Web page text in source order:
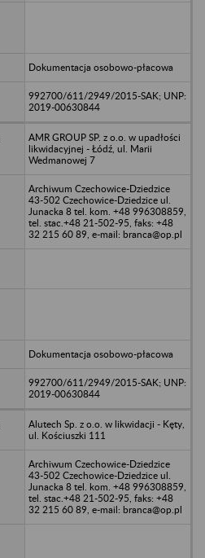
Dokumentacja osobowo-płacowa
992700/611/2949/2015-SAK; UNP:
2019-00630844
AMR GROUP SP. z o.o. w upadłości
likwidacyjnej - Łódź, ul. Marii
Wedmanowej 7
Archiwum Czechowice-Dziedzice
43-502 Czechowice-Dziedzice ul.
Junacka 8 tel. kom. +48 996308859,
tel. stac.+48 21-502-95, faks: +48
32 215 60 89, e-mail: branca@op.pl
Dokumentacja osobowo-płacowa
992700/611/2949/2015-SAK; UNP:
2019-00630844
Alutech Sp. z o.o. w likwidacji - Kęty,
ul. Kościuszki 111
Archiwum Czechowice-Dziedzice
43-502 Czechowice-Dziedzice ul.
Junacka 8 tel. kom. +48 996308859,
tel. stac.+48 21-502-95, faks: +48
32 215 60 89, e-mail: branca@op.pl